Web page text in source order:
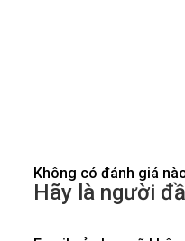
Không có đánh giá
Hãy là người